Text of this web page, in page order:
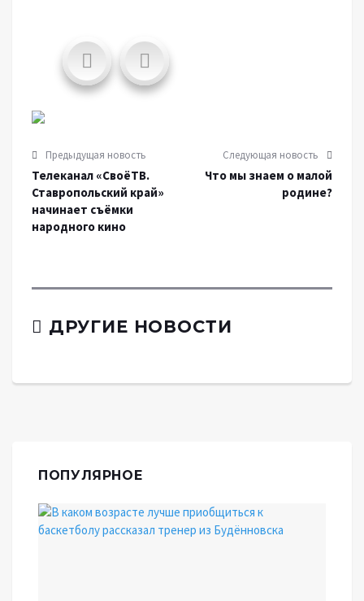
Предыдущая новость
Телеканал «СвоёТВ.
Ставропольский край»
начинает съёмки
народного кино
Следующая новость
Что мы знаем о малой
родине?
ДРУГИЕ НОВОСТИ
ПОПУЛЯРНОЕ